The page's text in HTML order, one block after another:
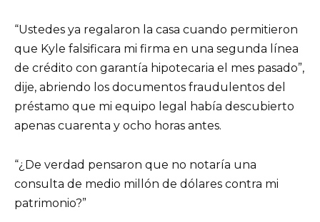
“Ustedes ya regalaron la casa cuando permitieron
que Kyle falsificara mi firma en una segunda línea
de crédito con garantía hipotecaria el mes pasado”,
dije, abriendo los documentos fraudulentos del
préstamo que mi equipo legal había descubierto
apenas cuarenta y ocho horas antes.
“¿De verdad pensaron que no notaría una
consulta de medio millón de dólares contra mi
patrimonio?”